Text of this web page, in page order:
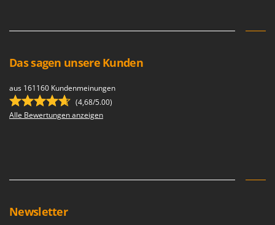
Das sagen unsere Kunden
aus 161160 Kundenmeinungen
(4,68/5.00)
Alle Bewertungen anzeigen
Newsletter